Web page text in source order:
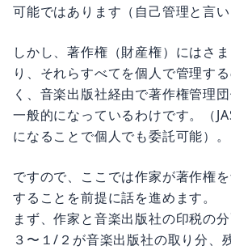
可能ではあります（自己管理と言い
しかし、著作権（財産権）にはさ
り、それらすべてを個人で管理す
く、音楽出版社経由で著作権管理
一般的になっているわけです。（
になることで個人でも委託可能）。
ですので、ここでは作家が著作権
することを前提に話を進めます。
まず、作家と音楽出版社の印税の
３〜１/２が音楽出版社の取り分、